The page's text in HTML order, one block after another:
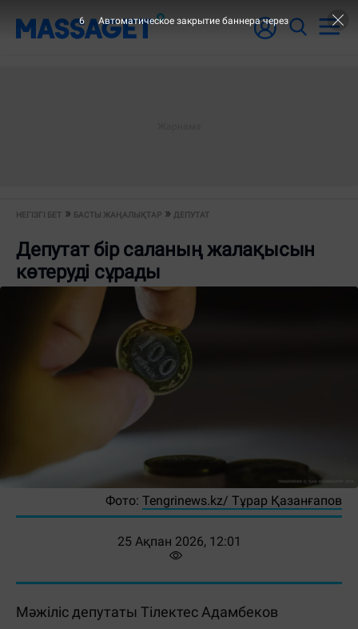
НЕГІЗГІ БЕТ БАСТЫ ЖАҢАЛЫҚТАР ДЕПУТАТ
Депутат бір саланың жалақысын
көтеруді сұрады
Фото: Tengrinews.kz/ Тұрар Қазанғапов
25 Ақпан 2026, 12:01
Мәжіліс депутаты Тілектес Адамбеков
6 Автоматическое закрытие баннера через